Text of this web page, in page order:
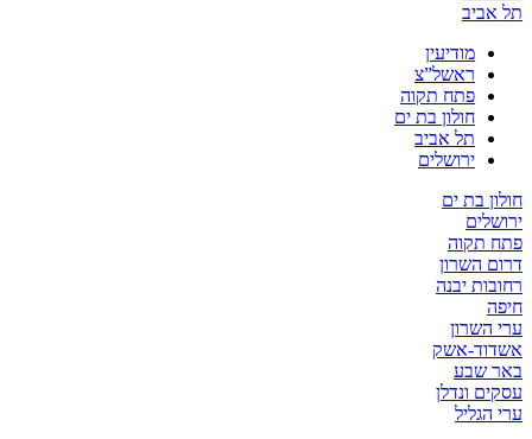
מודיעין
ראשל”צ
פתח תקוה
חולון בת ים
תל אביב
ירושלים
בת ים
יבנה
אשק
ונדלן